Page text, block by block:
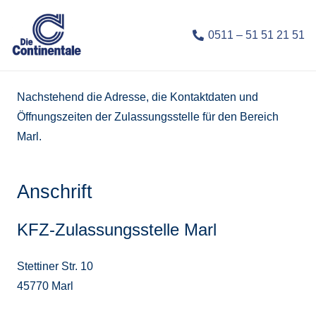
0511 – 51 51 21 51
Nachstehend die Adresse, die Kontaktdaten und
Öffnungszeiten der Zulassungsstelle für den Bereich
Marl.
Anschrift
KFZ-Zulassungsstelle Marl
Stettiner Str. 10
45770 Marl